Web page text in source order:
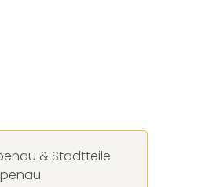
& Stadtteile